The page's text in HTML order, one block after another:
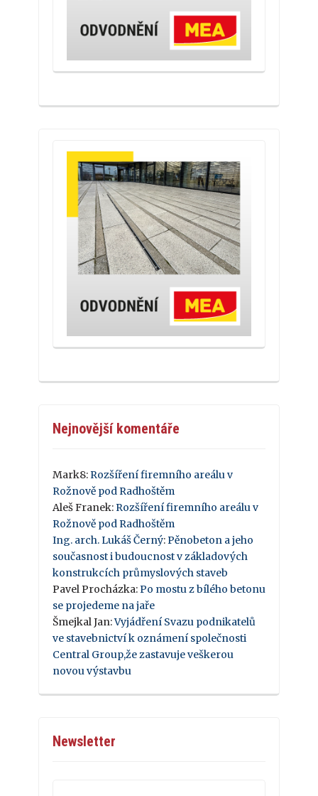
Nejnovější komentáře
Mark8:Rozšíření firemního areálu v
Rožnově pod Radhoštěm
Aleš Franek:Rozšíření firemního areálu v
Rožnově pod Radhoštěm
Ing. arch. Lukáš Černý:Pěnobeton a jeho
současnost i budoucnost v základových
konstrukcích průmyslových staveb
Pavel Procházka:Po mostu z bílého betonu
se projedeme na jaře
Šmejkal Jan:Vyjádření Svazu podnikatelů
ve stavebnictví k oznámení společnosti
Central Group,že zastavuje veškerou
novou výstavbu
Newsletter